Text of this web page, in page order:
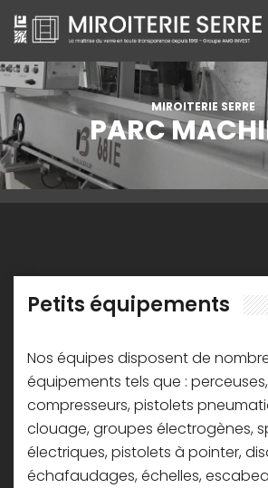
Miroiterie SERRE Création métallique
ACCUEIL
MIROITERIE SERRE
SERVICES
NOSRÉALISATIONS
MIROITERIE SERRE
PARC
Petits équipements
Nos équipes disposent de
équipements tels que :
compresseurs, pistolets
clouage, groupes électrogènes,
électriques, pistolets à pointer,
échafaudages, échelles,